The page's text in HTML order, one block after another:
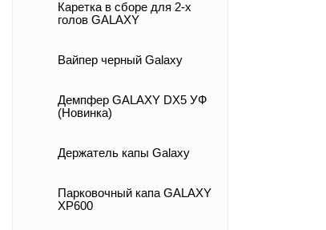
Каретка в сборе для 2-х
голов GALAXY
Вайпер черный Galaxy
Демпфер GALAXY DX5 УФ
(Новинка)
Держатель капы Galaxy
Парковочный капа GALAXY
XP600